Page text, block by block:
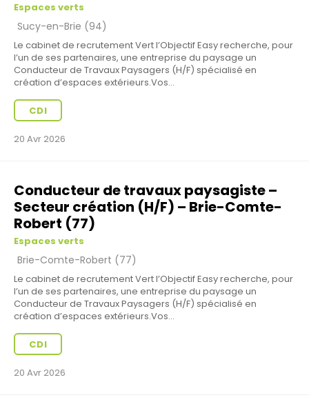
Espaces verts
Sucy-en-Brie (94)
Le cabinet de recrutement Vert l’Objectif Easy recherche, pour
l’un de ses partenaires, une entreprise du paysage un
Conducteur de Travaux Paysagers (H/F) spécialisé en
création d’espaces extérieurs.Vos...
CDI
20 Avr 2026
Conducteur de travaux paysagiste –
Secteur création (H/F) – Brie-Comte-
Robert (77)
Espaces verts
Brie-Comte-Robert (77)
Le cabinet de recrutement Vert l’Objectif Easy recherche, pour
l’un de ses partenaires, une entreprise du paysage un
Conducteur de Travaux Paysagers (H/F) spécialisé en
création d’espaces extérieurs.Vos...
CDI
20 Avr 2026